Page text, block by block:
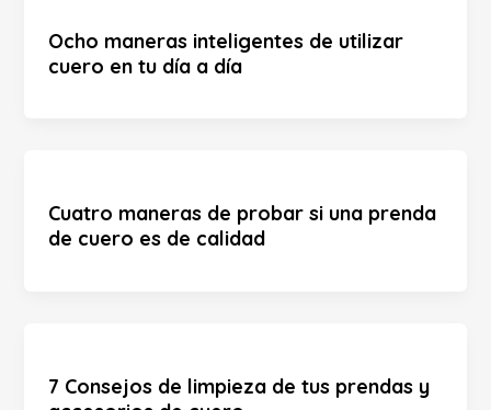
Ocho maneras inteligentes de utilizar
cuero en tu día a día
Cuatro maneras de probar si una prenda
de cuero es de calidad
7 Consejos de limpieza de tus prendas y